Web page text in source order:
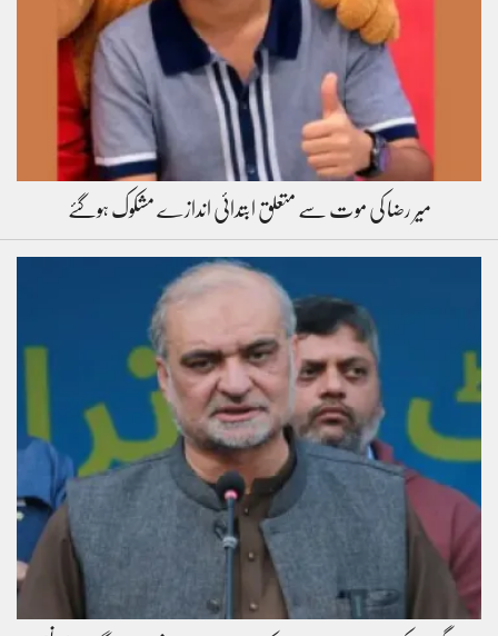
میر رضا کی موت سے متعلق ابتدائی اندازے مشکوک ہوگئے